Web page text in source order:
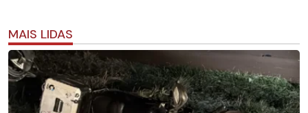
MAIS LIDAS